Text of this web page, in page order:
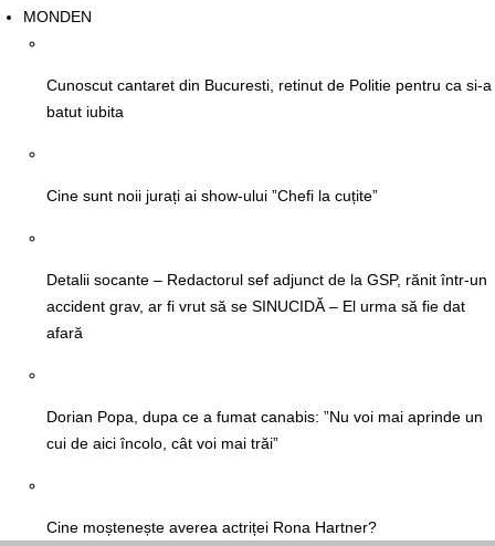
MONDEN
Cunoscut cantaret din Bucuresti, retinut de Politie pentru ca si-a
batut iubita
Cine sunt noii jurați ai show-ului ”Chefi la cuțite”
Detalii socante – Redactorul sef adjunct de la GSP, rănit într-un
accident grav, ar fi vrut să se SINUCIDĂ – El urma să fie dat
afară
Dorian Popa, dupa ce a fumat canabis: ”Nu voi mai aprinde un
cui de aici încolo, cât voi mai trăi”
Cine moștenește averea actriței Rona Hartner?